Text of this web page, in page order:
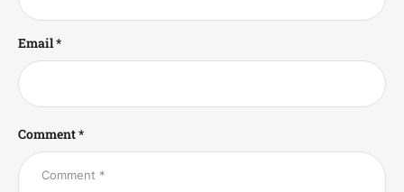
Comment *
Email *